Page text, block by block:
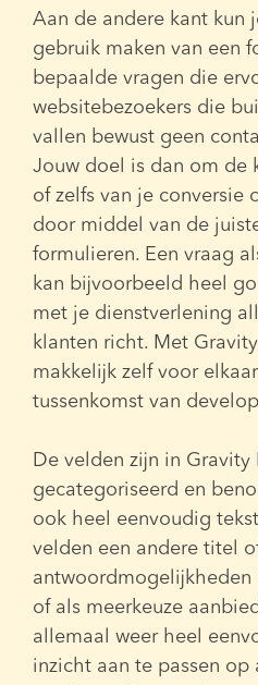
Aan de andere kant kun
gebruik maken van een
bepaalde vragen die
websitebezoekers die
vallen bewust geen
Jouw doel is dan om de
of zelfs van je conversie
door middel van de
formulieren. Een vraag
kan bijvoorbeeld heel
met je dienstverlening
klanten richt. Met
makkelijk zelf voor
tussenkomst van
De velden zijn in Gravity
gecategoriseerd en
ook heel eenvoudig
velden een andere titel
antwoordmogelijkheden
of als meerkeuze
allemaal weer heel
inzicht aan te passen